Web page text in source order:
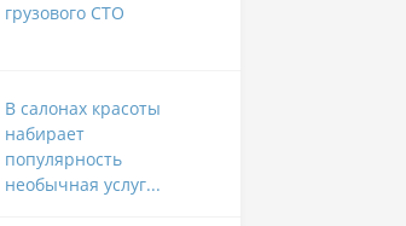
грузового СТО
В салонах красоты
набирает
популярность
необычная услуг...